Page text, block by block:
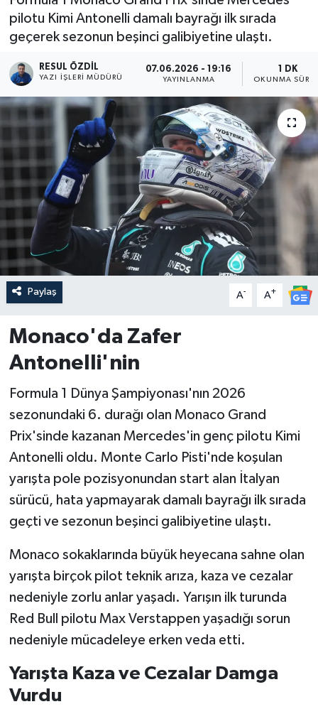
pilotu Kimi Antonelli damalı bayrağı ilk sırada
geçerek sezonun beşinci galibiyetine ulaştı.
RESUL ÖZDIL
YAZI İŞLERI MÜDÜRÜ
07.06.2026 - 19:16
YAYINLANMA
1 DK
OKUNMA
Paylaş A- A+
Monaco'da Zafer
Antonelli'nin
Formula 1 Dünya Şampiyonası'nın 2026
sezonundaki 6. durağı olan Monaco Grand
Prix'sinde kazanan Mercedes'in genç pilotu Kimi
Antonelli oldu. Monte Carlo Pisti'nde koşulan
yarışta pole pozisyonundan start alan İtalyan
sürücü, hata yapmayarak damalı bayrağı ilk sırada
geçti ve sezonun beşinci galibiyetine ulaştı.
Monaco sokaklarında büyük heyecana sahne olan
yarışta birçok pilot teknik arıza, kaza ve cezalar
nedeniyle zorlu anlar yaşadı. Yarışın ilk turunda
Red Bull pilotu Max Verstappen yaşadığı sorun
nedeniyle mücadeleye erken veda etti.
Yarışta Kaza ve Cezalar Damga
Vurdu